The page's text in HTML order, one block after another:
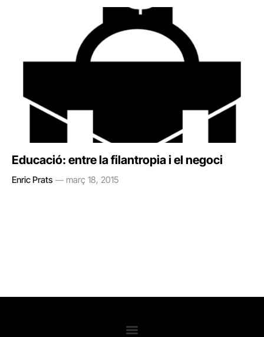
Educació: entre la filantropia i el negoci
Enric Prats març 18, 2015